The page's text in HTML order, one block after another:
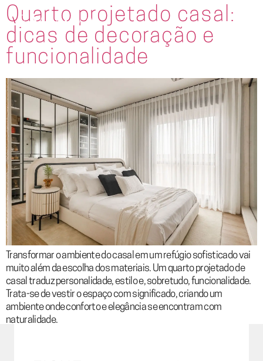
Quarto projetado casal:
dicas de decoração e
funcionalidade
Transformar o ambiente do casal em um refúgio sofisticado vai
muito além da escolha dos materiais. Um quarto projetado de
casal traduz personalidade, estilo e, sobretudo, funcionalidade.
Trata-se de vestir o espaço com significado, criando um
ambiente onde conforto e elegância se encontram com
naturalidade.